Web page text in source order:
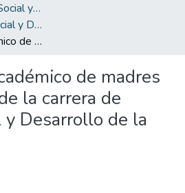
Carrera de Gestión Social y Desarrollo
Tesis de Gestión Social y Desarrollo
Desempeño académico de madres universitarias de la carrera de Gestión Social y Desarrollo de la UPSE, 2023
de madres
la carrera de
y Desarrollo de la